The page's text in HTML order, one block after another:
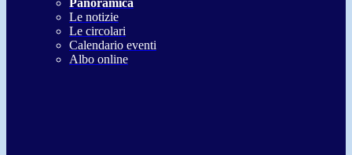
Panoramica
Le notizie
Le circolari
Calendario eventi
Albo online